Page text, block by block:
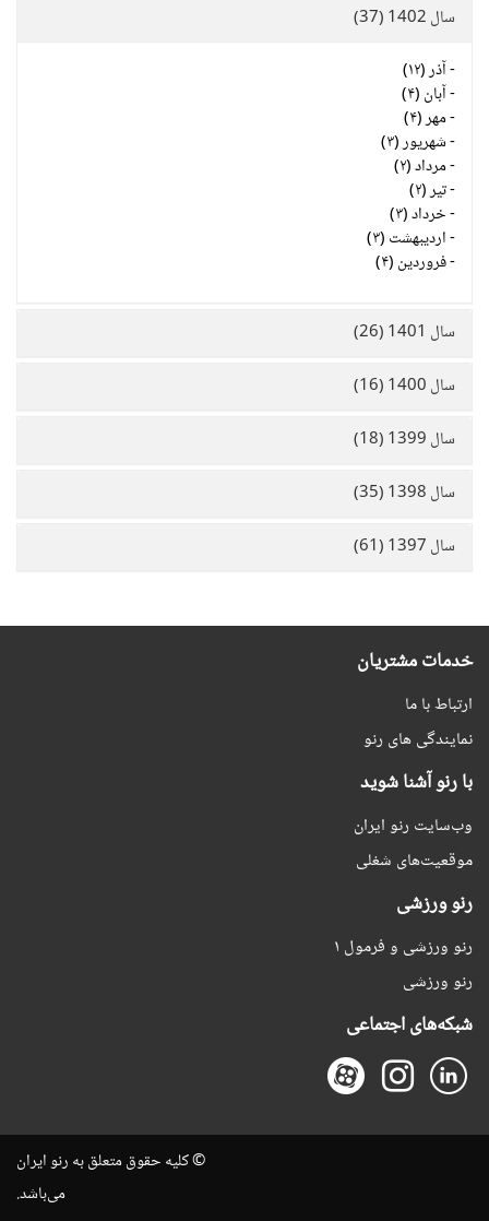
سال 1402 (37)
-آذر (۱۲)
-آبان (۴)
-مهر (۴)
-شهریور (۳)
-مرداد (۲)
-تیر (۲)
-خرداد (۳)
-اردیبهشت (۳)
-فروردین (۴)
سال 1401 (26)
سال 1400 (16)
سال 1399 (18)
سال 1398 (35)
سال 1397 (61)
خدمات مشتریان
ارتباط با ما
نمایندگی های رنو
با رنو آشنا شوید
وب‌سایت رنو ایران
موقعیت‌های شغلی
رنو ورزشی
رنو ورزشی و فرمول ۱
رنو ورزشی
شبکه‌های اجتماعی
© کلیه حقوق متعلق به رنو ایران
می‌باشد.